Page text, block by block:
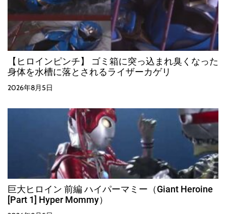
【ヒロインピンチ】 ゴミ箱に突っ込まれ臭くなった
身体を水槽に落とされるライザーカゲリ
2026年8月5日
巨大ヒロイン 前編 ハイパーマミー（Giant Heroine
[Part 1] Hyper Mommy）